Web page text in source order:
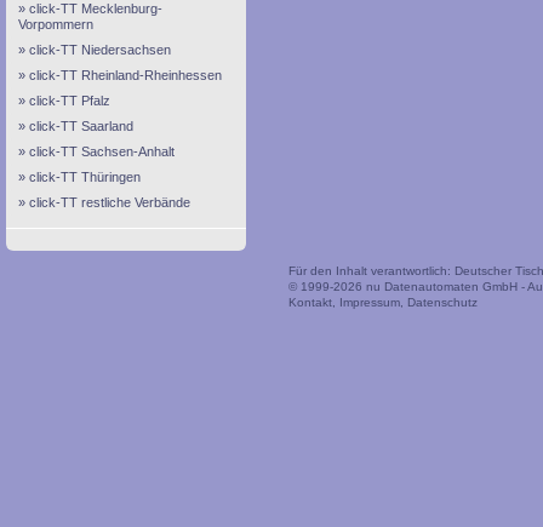
click-TT Mecklenburg-
Vorpommern
click-TT Niedersachsen
click-TT Rheinland-Rheinhessen
click-TT Pfalz
click-TT Saarland
click-TT Sachsen-Anhalt
click-TT Thüringen
click-TT restliche Verbände
Für den Inhalt verantwortlich: Deutscher
© 1999-2026 nu Datenautomaten GmbH -
Kontakt
Impressum Datenschutz